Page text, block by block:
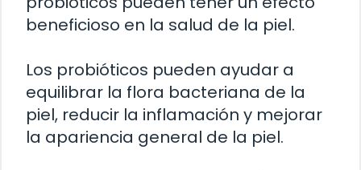
beneficioso en la salud de la piel.
Los probióticos pueden ayudar a
equilibrar la flora bacteriana de la
piel, reducir la inflamación y mejorar
la apariencia general de la piel.